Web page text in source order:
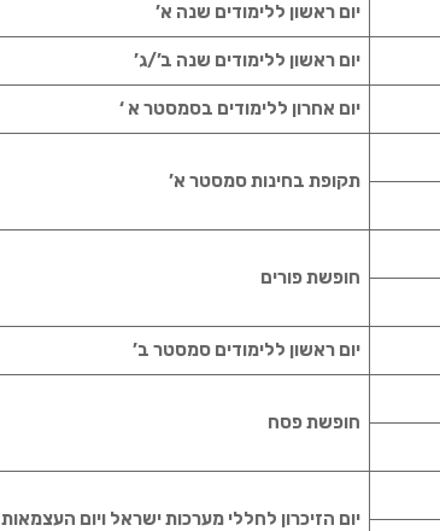
יום ראשון ללימודים שנה א’
יום ראשון ללימודים שנה ב’/ג’
יום אחרון ללימודים בסמסטר א ‘
תקופת בחינות סמסטר א’
חופשת פורים
יום ראשון ללימודים סמסטר ב’
חופשת פסח
יום הזיכרון לחללי מערכות ישראל ויום העצמאות